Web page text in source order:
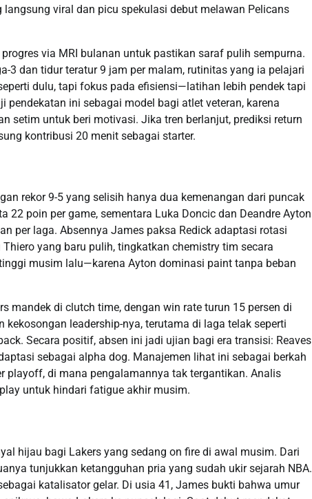
viral dan picu spekulasi debut melawan Pelicans
via MRI bulanan untuk pastikan saraf pulih sempurna.
3 dan tidur teratur 9 jam per malam, rutinitas yang ia pelajari
dulu, tapi fokus pada efisiensi—latihan lebih pendek tapi
pendekatan ini sebagai model bagi atlet veteran, karena
setim untuk beri motivasi. Jika tren berlanjut, prediksi return
kontribusi 20 menit sebagai starter.
rekor 9-5 yang selisih hanya dua kemenangan dari puncak
poin per game, sementara Luka Doncic dan Deandre Ayton
per laga. Absennya James paksa Redick adaptasi rotasi
yang baru pulih, tingkatkan chemistry tim secara
musim lalu—karena Ayton dominasi paint tanpa beban
mandek di clutch time, dengan win rate turun 15 persen di
leadership-nya, terutama di laga telak seperti
Secara positif, absen ini jadi ujian bagi era transisi: Reaves
sebagai alpha dog. Manajemen lihat ini sebagai berkah
di mana pengalamannya tak tergantikan. Analis
untuk hindari fatigue akhir musim.
hijau bagi Lakers yang sedang on fire di awal musim. Dari
tunjukkan ketangguhan pria yang sudah ukir sejarah NBA.
katalisator gelar. Di usia 41, James bukti bahwa umur